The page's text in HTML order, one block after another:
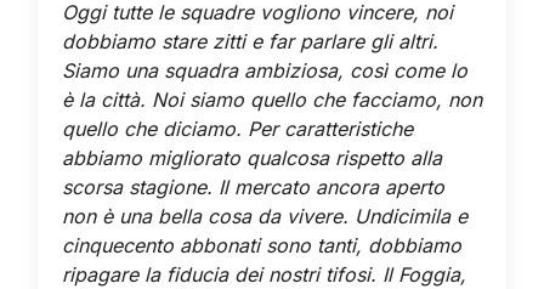
Oggi tutte le squadre vogliono vincere, noi
dobbiamo stare zitti e far parlare gli altri.
Siamo una squadra ambiziosa, così come lo
è la città. Noi siamo quello che facciamo, non
quello che diciamo. Per caratteristiche
abbiamo migliorato qualcosa rispetto alla
scorsa stagione. Il mercato ancora aperto
non è una bella cosa da vivere. Undicimila e
cinquecento abbonati sono tanti, dobbiamo
ripagare la fiducia dei nostri tifosi. Il Foggia,